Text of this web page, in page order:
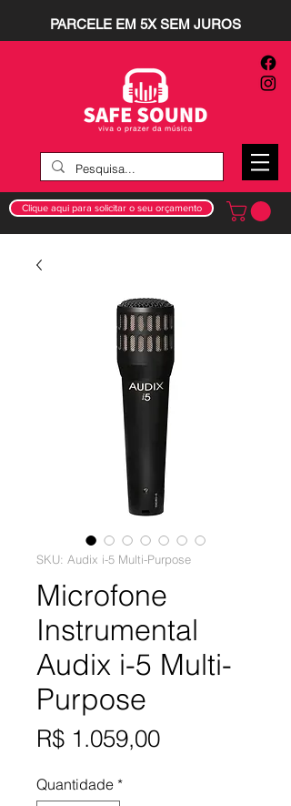
PARCELE EM 5X SEM JUROS
Clique aqui para solicitar o seu orçamento
SKU: Audix i-5 Multi-Purpose
Microfone
Instrumental
Audix i-5 Multi-
Purpose
R$ 1.059,00Preço
Quantidade *